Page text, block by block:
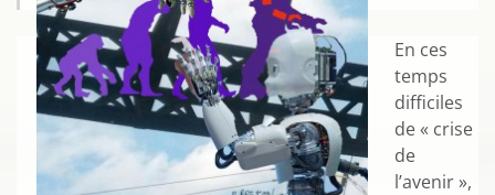
En ces
temps
difficiles
de « crise
de
l’avenir »,